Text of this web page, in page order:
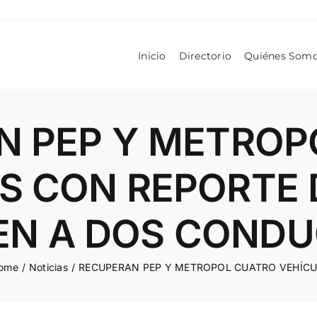
Inicio Directorio Quiénes
PEP Y
CON REPORTE
A DOS
/ Noticias /